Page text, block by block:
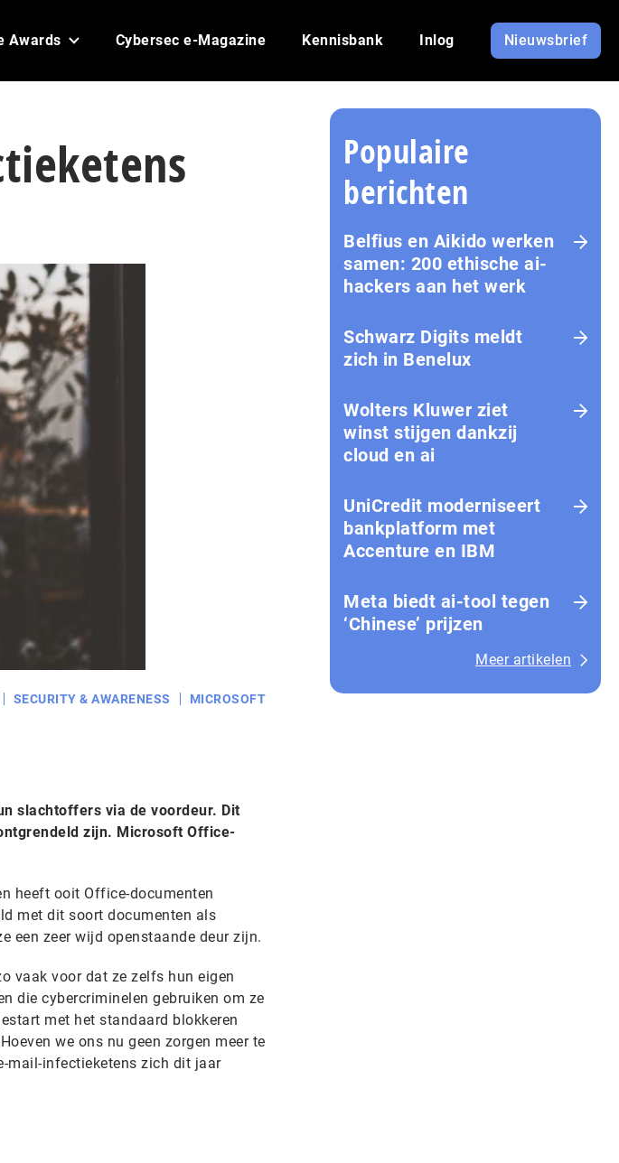
Awards Cybersec e-Magazine Kennisbank Inlog Nieuwsbrief
SECURITY & AWARENESS MICROSOFT
slachtoffers via de voordeur. Dit
zijn. Microsoft Office-
heeft ooit Office-documenten
met dit soort documenten als
een zeer wijd openstaande deur zijn.
vaak voor dat ze zelfs hun eigen
die cybercriminelen gebruiken om ze
met het standaard blokkeren
we ons nu geen zorgen meer te
mail-infectieketens zich dit jaar
Populaire
berichten
Belfius en Aikido werken
samen: 200 ethische ai-
hackers aan het werk
Schwarz Digits meldt
zich in Benelux
Wolters Kluwer ziet
winst stijgen dankzij
cloud en ai
UniCredit moderniseert
bankplatform met
Accenture en IBM
Meta biedt ai-tool tegen
‘Chinese’ prijzen
Meer artikelen